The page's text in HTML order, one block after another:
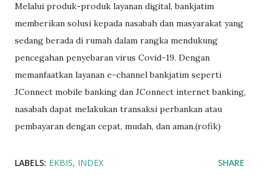
Melalui produk-produk layanan digital, bankjatim
memberikan solusi kepada nasabah dan masyarakat yang
sedang berada di rumah dalam rangka mendukung
pencegahan penyebaran virus Covid-19. Dengan
memanfaatkan layanan e-channel bankjatim seperti
JConnect mobile banking dan JConnect internet banking,
nasabah dapat melakukan transaksi perbankan atau
pembayaran dengan cepat, mudah, dan aman.(rofik)
LABELS: EKBIS INDEX SHARE